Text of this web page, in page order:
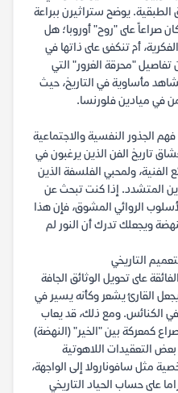
الطبقية. يوضح ستراثيرن ببراعة
صراعاً على "روح" أوروبا؛ هل
أم تنكفئ على ذاتها في
"محرقة الغرور" التي
مأساوية في التاريخ، حيث
في ميادين فلورنسا.
الجذور النفسية والاجتماعية
تاريخ الفن الذين يرغبون في
ولمحبي الفلسفة الذين
المتشدد. إذا كنت تبحث عن
الروائي المشوق، فإن هذا
ويجعلك تدرك أن النور لم
التاريخي
على تحويل الوثائق الجافة
القارئ يشعر وكأنه يسير في
الكنائس. ومع ذلك، قد يعاب
كمعركة بين "الخير" (النهضة)
التعقيدات اللاهوتية
مثل سافونارولا إلى الواجهة،
على حساب الحياد التاريخي